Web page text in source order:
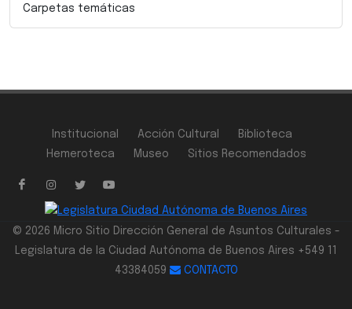
Carpetas temáticas
Institucional Acción Cultural
Biblioteca
Hemeroteca
Museo Sitios Recomendados
© 2026 Micro Sitio Dirección General de Asuntos Culturales -
Legislatura de la Ciudad Autónoma de Buenos Aires +549 11
43384059
CONTACTO